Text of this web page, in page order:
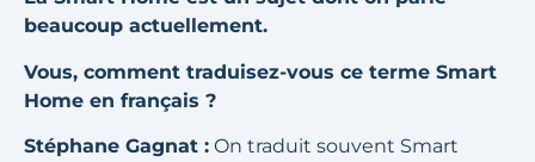
beaucoup actuellement.
Vous, comment traduisez-vous ce terme Smart
Home en français ?
Stéphane Gagnat : On traduit souvent Smart